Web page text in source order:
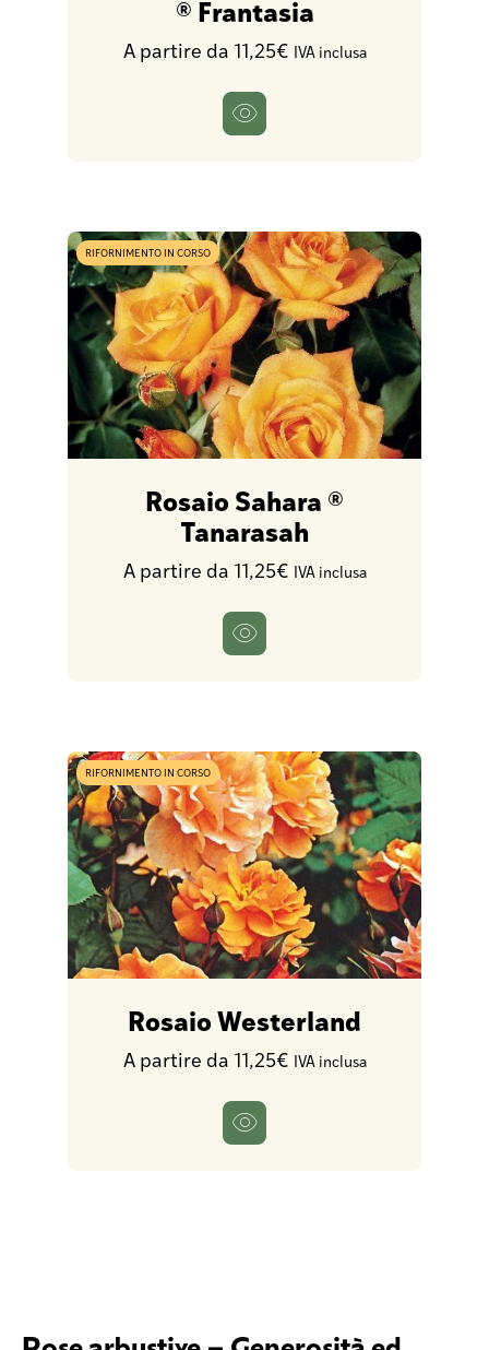
® Frantasia
A partire da 11,25€ IVA inclusa
RIFORNIMENTO IN CORSO
Rosaio Sahara ®
Tanarasah
A partire da 11,25€ IVA inclusa
RIFORNIMENTO IN CORSO
Rosaio Westerland
A partire da 11,25€ IVA inclusa